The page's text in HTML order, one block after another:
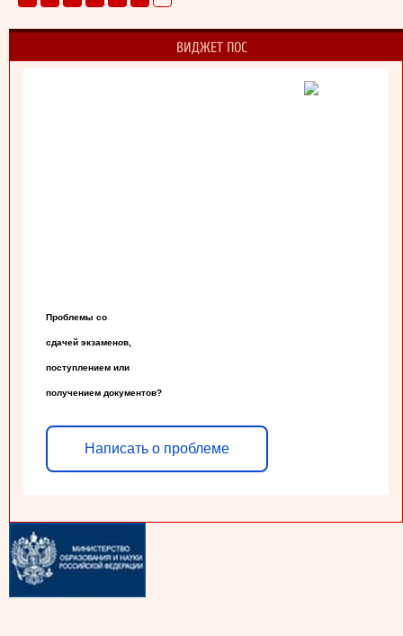
ВИДЖЕТ ПОС
Проблемы со
сдачей экзаменов,
поступлением или
получением документов?
Написать о проблеме